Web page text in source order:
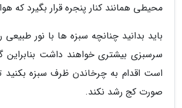
محیطی همانند کنار پنجره قرار بگیرد که
باید بدانید چنانچه سبزه ها با نور
سرسبزی بیشتری خواهند داشت بنابراین
است اقدام به چرخاندن ظرف سبزه
صورت کج رشد نکند.